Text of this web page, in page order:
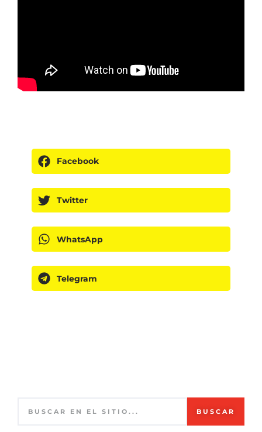
Facebook
Twitter
WhatsApp
Telegram
BUSCAR